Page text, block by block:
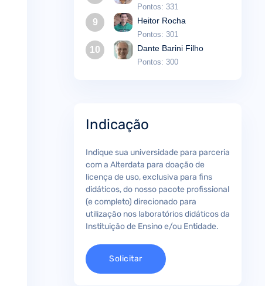
Pontos: 331
9 Heitor Rocha
Pontos: 301
10 Dante Barini Filho
Pontos: 300
Indicação
Indique sua universidade para parceria
com a Alterdata para doação de
licença de uso, exclusiva para fins
didáticos, do nosso pacote profissional
(e completo) direcionado para
utilização nos laboratórios didáticos da
Instituição de Ensino e/ou Entidade.
Solicitar